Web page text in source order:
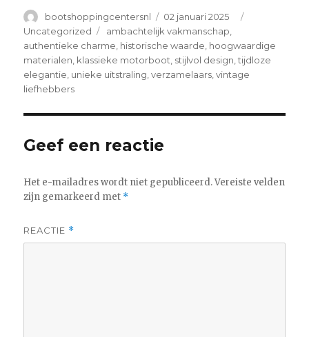
Author
bootshoppingcentersnl
Posted
on
02 januari 2025
Uncategorized
Tags
ambachtelijk vakmanschap
authentieke charme historische waarde hoogwaardige
materialen klassieke motorboot stijlvol design ,tijdloze
elegantie unieke uitstraling ,verzamelaars ,vintage
liefhebbers
Geef een reactie
Het e-mailadres wordt niet gepubliceerd. Vereiste velden
zijn gemarkeerd met *
REACTIE *